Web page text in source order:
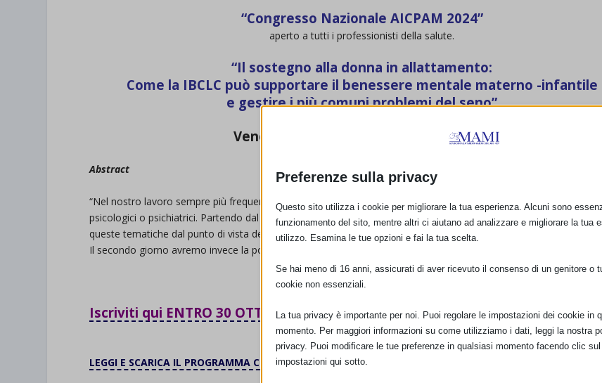
“Congresso Nazionale AICPAM 2024”
aperto a tutti i professionisti della salute.
“Il sostegno alla donna in allattamento:
Come la IBCLC può supportare il benessere mentale materno -infantile
e gestire i più comuni problemi del seno”
Venerdi 22 e sabato 23 novembre 2024
Abstract
“Nel nostro lavoro sempre più frequentemente ci troviamo a doverci relazionare con famiglie con problemi
psicologici o psichiatrici. Partendo dal nuovo Documento del TAS sulla salute mentale materna, approfondiremo
queste tematiche dal punto di vista della consulenza in allattamento.
Il secondo giorno avremo invece la possibilità di approfondire le nostre conoscenze sulle patologie del seno.”
Iscriviti qui ENTRO 30 OTTOBRE 2024
LEGGI E SCARICA IL PROGRAMMA COMPLETO
Preferenze sulla privacy
Questo sito utilizza i cookie per migliorare la tua esperienza. Alcuni sono
funzionamento del sito, mentre altri ci aiutano ad analizzare e migliorare la tua
utilizzo. Esamina le tue opzioni e fai la tua scelta.
Se hai meno di 16 anni, assicurati di aver ricevuto il consenso di un genitore o
cookie non essenziali.
La tua privacy è importante per noi. Puoi regolare le impostazioni dei cookie in
momento. Per maggiori informazioni su come utilizziamo i dati, leggi la nostra
privacy. Puoi modificare le tue preferenze in qualsiasi momento facendo clic
impostazioni qui sotto.